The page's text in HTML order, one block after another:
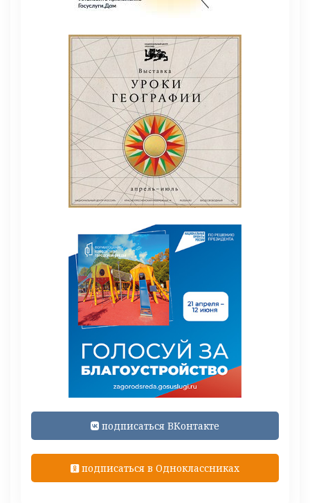
подписаться ВКонтакте
подписаться в Одноклассниках